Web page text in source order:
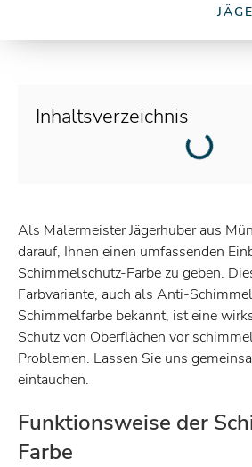
Inhaltsverzeichnis
Als Malermeister Jägerhuber aus
darauf, Ihnen einen umfassenden
Schimmelschutz-Farbe zu geben.
Farbvariante, auch als Anti-
Schimmelfarbe bekannt, ist eine
Schutz von Oberflächen vor
Problemen. Lassen Sie uns
eintauchen.
Funktionsweise der
Farbe